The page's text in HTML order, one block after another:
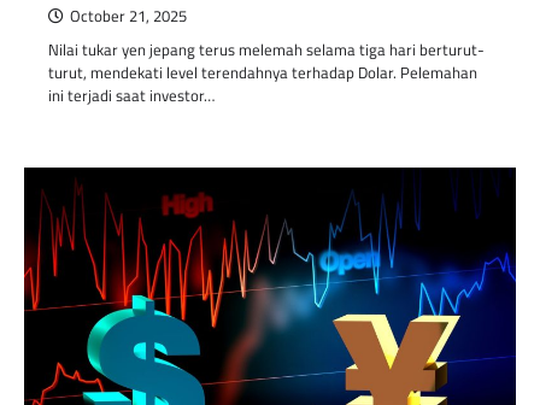
October 21, 2025
Nilai tukar yen jepang terus melemah selama tiga hari berturut-
turut, mendekati level terendahnya terhadap Dolar. Pelemahan
ini terjadi saat investor…